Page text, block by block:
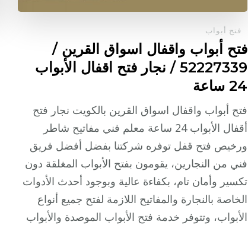
فتح أبواب
فتح أبواب واقفال اسواق القرين /
52227339 / نجار فتح اقفال الأبواب
24 ساعة
فتح أبواب واقفال اسواق القرين بالكويت نجار فتح
أقفال الأبواب 24 ساعة معلم فني مفاتيح شاطر
ورخيص فتح قفل توفره شركتنا بفضل أفضل فريق
فني من النجارين، يقومون بفتح الأبواب المغلقة دون
تكسير وأمان تام، بكفاءة عالية وبوجود أحدث الأدوات
الخاصة بالنجارة والمفاتيح اللازمة لفتح جميع أنواع
الأبواب، وتتوفر خدمة فتح الأبواب الموصدة والأبواب